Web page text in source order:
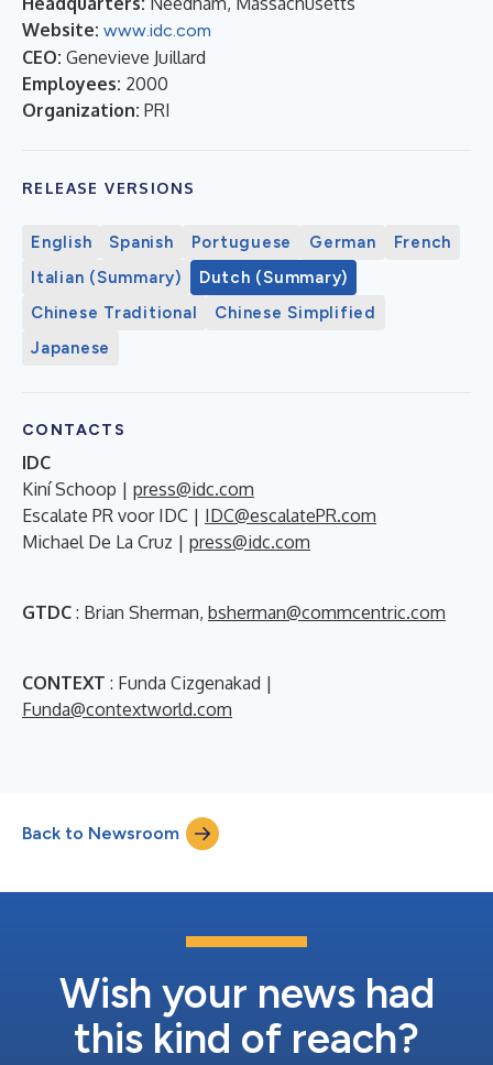
Website: www.idc.com
CEO: Genevieve Juillard
Employees: 2000
Organization: PRI
RELEASE VERSIONS
English Spanish Portuguese German
French
Italian (Summary)
Dutch (Summary)
Chinese Traditional
Chinese Simplified
Japanese
CONTACTS
IDC
Kiní Schoop | press@idc.com
Escalate PR voor IDC | IDC@escalatePR.com
Michael De La Cruz | press@idc.com
GTDC : Brian Sherman, bsherman@commcentric.com
CONTEXT : Funda Cizgenakad |
Funda@contextworld.com
Back to Newsroom
Wish your news had
this kind of reach?